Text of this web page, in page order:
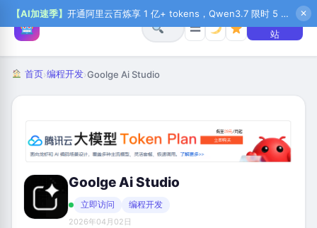
【AI加速季】 开通阿里云百炼享 1 亿+ tokens，Qwen3.7 限时 5 折起，秒悟新注送 1 万积分，加入 OPC 赢百万助力金，QoderWork CN 首月 0 元 ✕
☰
+ 提交网
站
首页›编程开发›Goolge Ai Studio
Goolge Ai Studio
立即访问 编程开发
2026年04月02日